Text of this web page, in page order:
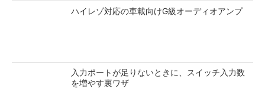
ハイレゾ対応の車載向けG級オーディオアンプ
入力ポートが足りないときに、スイッチ入力数
を増やす裏ワザ